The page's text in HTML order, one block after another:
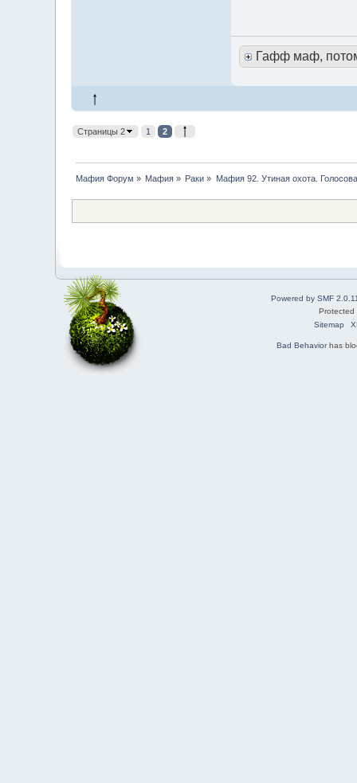
Гафф маф,
Страницы 2 1 2
Мафия Форум » Мафия » Раки » Мафия 92. Утиная охота.
Powered by SMF
Sitemap
Bad Behaviorhas